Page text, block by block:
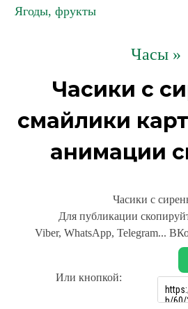
Ягоды, фрукты
Часы »
Часики с
смайлики
анимации
Часики с
Для публикации
Viber, WhatsApp, Telegram...
Или кнопкой: